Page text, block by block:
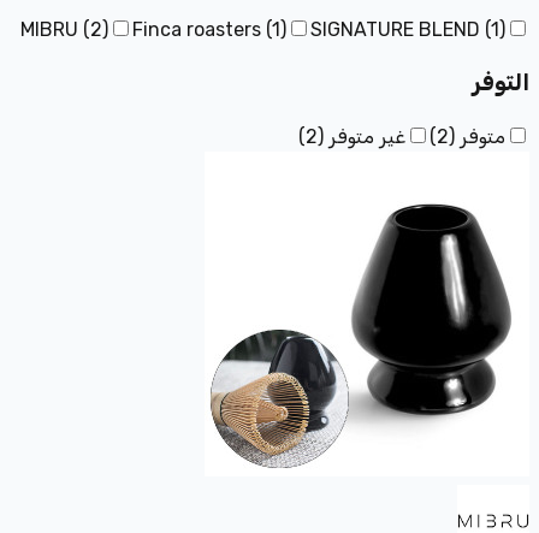
MIBRU (2) Finca roasters (1) SIGNATURE BLEND (1)
التوفر
متوفر (
2
) غير متوفر (
2
)